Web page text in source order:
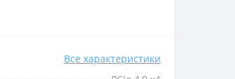
Все характеристики